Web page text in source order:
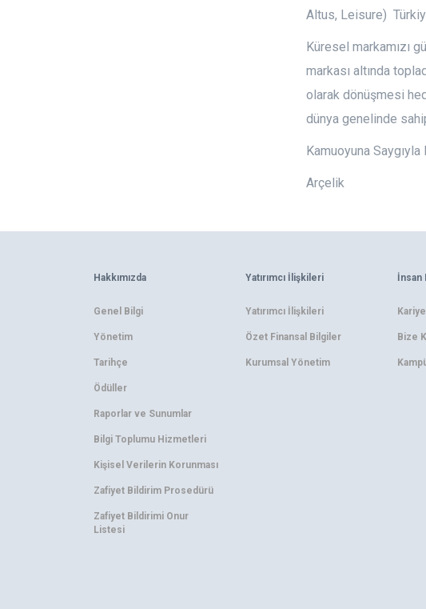
Altus, Leisure)
Küresel markamızı
markası altında
olarak dönüşmesi
dünya genelinde
Kamuoyuna Saygıyla
Arçelik
Hakkımızda
Genel Bilgi
Yönetim
Tarihçe
Ödüller
Raporlar ve Sunumlar
Bilgi Toplumu Hizmetleri
Kişisel Verilerin Korunması
Zafiyet Bildirim Prosedürü
Zafiyet Bildirimi Onur
Listesi
Yatırımcı İlişkileri
Yatırımcı İlişkileri
Özet Finansal Bilgiler
Kurumsal Yönetim
İnsan
Bize